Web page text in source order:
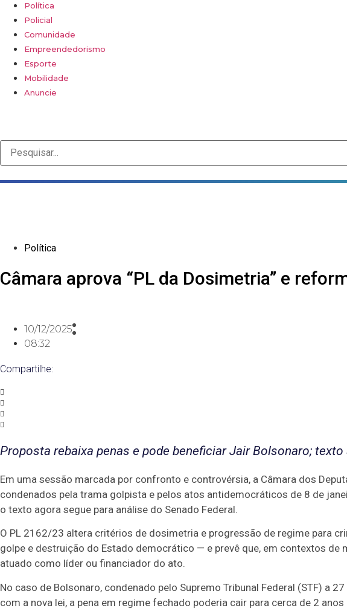
Política
Policial
Comunidade
Empreendedorismo
Esporte
Mobilidade
Anuncie
Política
Câmara aprova “PL da Dosimetria” e
10/12/2025
08:32
Compartilhe:
Proposta rebaixa penas e pode beneficiar Jair Bolsonaro; texto
Em uma sessão marcada por confronto e controvérsia, a Câmara dos
condenados pela trama golpista e pelos atos antidemocráticos de 8 de
o texto agora segue para análise do Senado Federal.
O PL 2162/23 altera critérios de dosimetria e progressão de regime para
golpe e destruição do Estado democrático — e prevê que, em contextos
atuado como líder ou financiador do ato.
No caso de Bolsonaro, condenado pelo Supremo Tribunal Federal (STF) a
com a nova lei, a pena em regime fechado poderia cair para cerca de 2